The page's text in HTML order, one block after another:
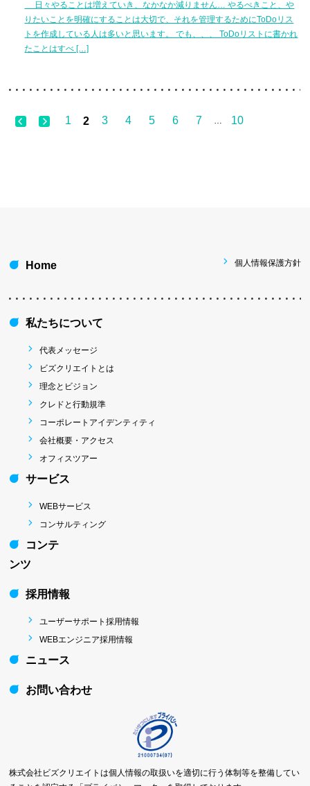
日々やることは増えていき、なかなか減りません… やるべきこと、や
りたいことを明確にすることは大切で、それを管理するためにToDoリス
トを作成している人は多いと思います。 でも、、、 ToDoリストに書かれ
たことはすべ […]
1 2 3 4 5 6 7 … 10
Home 個人情報保護方針
私たちについて
代表メッセージ
ビズクリエイトとは
理念とビジョン
クレドと行動規準
コーポレートアイデンティティ
会社概要・アクセス
オフィスツアー
サービス
WEBサービス
コンサルティング
コンテ
ンツ
採用情報
ユーザーサポート採用情報
WEBエンジニア採用情報
ニュース
お問い合わせ
株式会社ビズクリエイトは個人情報の取扱いを適切に行う体制等を整備してい